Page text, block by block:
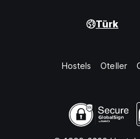
Türk
Hostels Oteller